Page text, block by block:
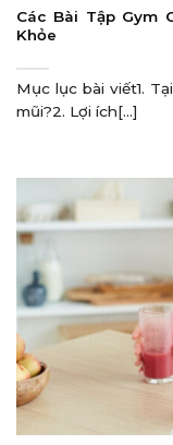
Các Bài Tập Gym
Khỏe
Mục lục bài viết1.
mũi?2. Lợi ích[...]